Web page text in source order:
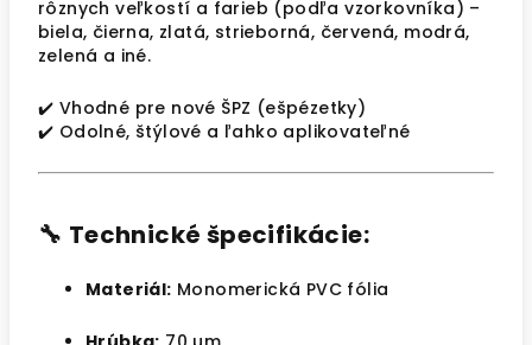
rôznych veľkostí a farieb (podľa vzorkovníka) –
biela, čierna, zlatá, strieborná, červená, modrá,
zelená a iné.
✔️ Vhodné pre nové ŠPZ (ešpézetky)
✔️ Odolné, štýlové a ľahko aplikovateľné
🔧 Technické špecifikácie:
Materiál: Monomerická PVC fólia